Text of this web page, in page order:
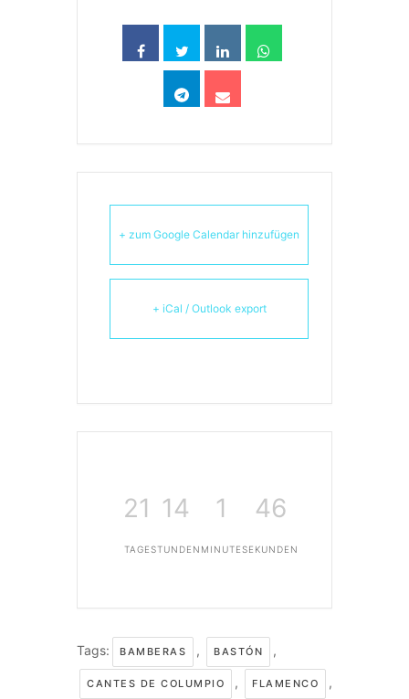
+ zum Google Calendar hinzufügen
+ iCal / Outlook export
21
TAGE
14
STUNDEN
1
MINUTE
45
SEKUNDEN
Tags: BAMBERAS , BASTÓN ,
CANTES DE COLUMPIO , FLAMENCO ,